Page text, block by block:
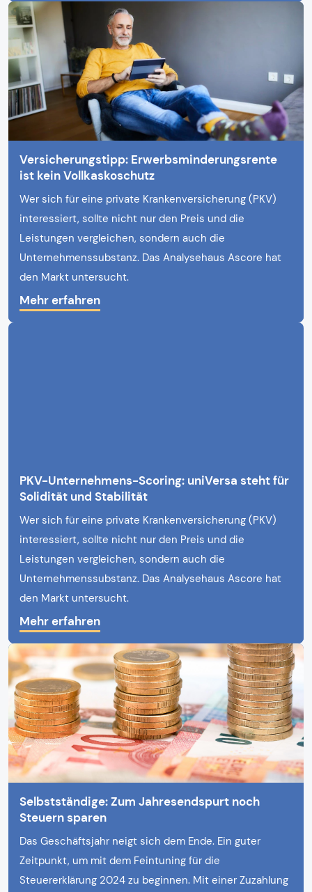
Versicherungstipp: Erwerbsminderungsrente
ist kein Vollkaskoschutz
Wer sich für eine private Krankenversicherung (PKV)
interessiert, sollte nicht nur den Preis und die
Leistungen vergleichen, sondern auch die
Unternehmenssubstanz. Das Analysehaus Ascore hat
den Markt untersucht.
Mehr erfahren
PKV-Unternehmens-Scoring: uniVersa steht für
Solidität und Stabilität
Wer sich für eine private Krankenversicherung (PKV)
interessiert, sollte nicht nur den Preis und die
Leistungen vergleichen, sondern auch die
Unternehmenssubstanz. Das Analysehaus Ascore hat
den Markt untersucht.
Mehr erfahren
Selbstständige: Zum Jahresendspurt noch
Steuern sparen
Das Geschäftsjahr neigt sich dem Ende. Ein guter
Zeitpunkt, um mit dem Feintuning für die
Steuererklärung 2024 zu beginnen. Mit einer Zuzahlung